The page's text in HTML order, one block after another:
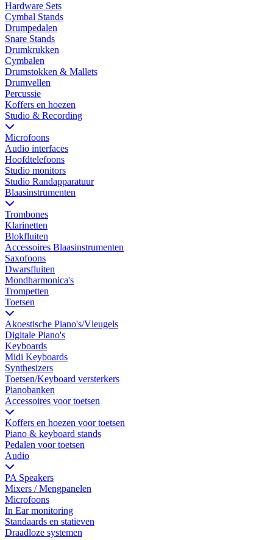
Hardware Sets
Cymbal Stands
Drumpedalen
Snare Stands
Drumkrukken
Cymbalen
Drumstokken & Mallets
Drumvellen
Percussie
Koffers en hoezen
Studio & Recording
Microfoons
Audio interfaces
Hoofdtelefoons
Studio monitors
Studio Randapparatuur
Blaasinstrumenten
Trombones
Klarinetten
Blokfluiten
Accessoires Blaasinstrumenten
Saxofoons
Dwarsfluiten
Mondharmonica's
Trompetten
Toetsen
Akoestische Piano's/Vleugels
Digitale Piano's
Keyboards
Midi Keyboards
Synthesizers
Toetsen/Keyboard versterkers
Pianobanken
Accessoires voor toetsen
Koffers en hoezen voor toetsen
Piano & keyboard stands
Pedalen voor toetsen
Audio
PA Speakers
Mixers / Mengpanelen
Microfoons
In Ear monitoring
Standaards en statieven
Draadloze systemen